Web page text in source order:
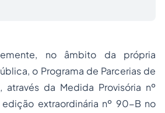
no âmbito da própria
o Programa de Parcerias de
através da Medida Provisória nº
extraordinária nº 90-B no